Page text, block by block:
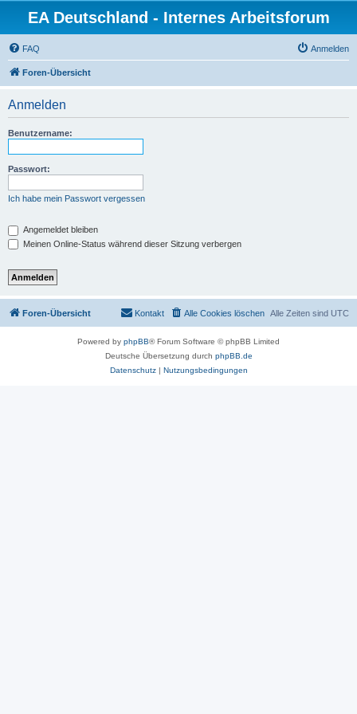
EA Deutschland - Internes Arbeitsforum
FAQ Anmelden
Foren-Übersicht
Anmelden
Benutzername:
Passwort:
Ich habe mein Passwort vergessen
Angemeldet bleiben
Meinen Online-Status während dieser Sitzung verbergen
Foren-Übersicht Alle Zeiten sind UTC
Alle Cookies löschen
Kontakt
Powered by phpBB® Forum Software © phpBB Limited
Deutsche Übersetzung durch phpBB.de
Datenschutz| Nutzungsbedingungen